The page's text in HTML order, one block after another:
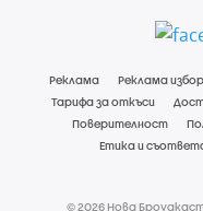
Реклама Реклама
Тарифа за откъси
Поверителност
Етика и
© 2026 Нова